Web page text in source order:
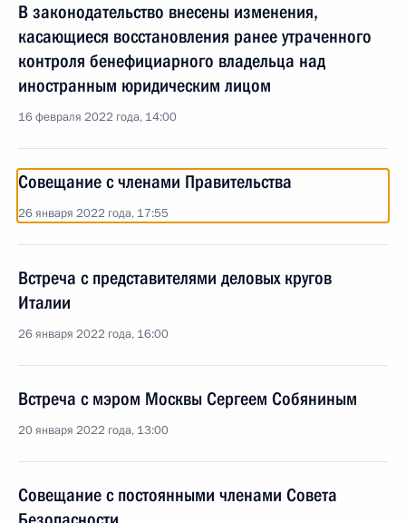
В законодательство внесены изменения,
касающиеся восстановления ранее утраченного
контроля бенефициарного владельца над
иностранным юридическим лицом
16 февраля 2022 года, 14:00
Совещание с членами Правительства
26 января 2022 года, 17:55
Встреча с представителями деловых кругов
Италии
26 января 2022 года, 16:00
Встреча с мэром Москвы Сергеем Собяниным
20 января 2022 года, 13:00
Совещание с постоянными членами Совета